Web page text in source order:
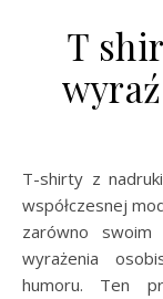
T
T-shirty z nadrukiem stały się nieodzownym elementem
współczesnej
zarówno
wyrażenia
humoru. Ten